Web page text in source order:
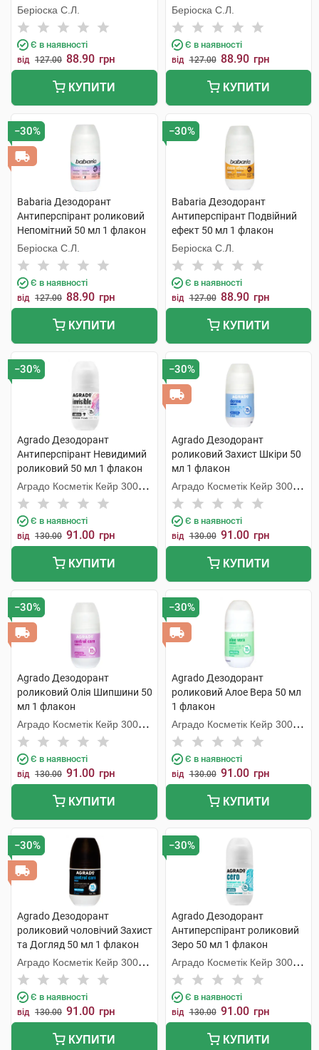
Беріоска С.Л.
Є в наявності
від 127.00 88.90 грн
КУПИТИ
Беріоска С.Л.
Є в наявності
від 127.00 88.90 грн
КУПИТИ
−30%
Babaria Дезодорант
Антиперспірант роликовий
Непомітний 50 мл 1 флакон
Беріоска С.Л.
Є в наявності
від 127.00 88.90 грн
КУПИТИ
−30%
Babaria Дезодорант
Антиперспірант Подвійний
ефект 50 мл 1 флакон
Беріоска С.Л.
Є в наявності
від 127.00 88.90 грн
КУПИТИ
−30%
Agrado Дезодорант
Антиперспірант Невидимий
роликовий 50 мл 1 флакон
Аградо Косметік Кейр 3000
С.Л.У.
Є в наявності
від 130.00 91.00 грн
КУПИТИ
−30%
Agrado Дезодорант
роликовий Захист Шкіри 50
мл 1 флакон
Аградо Косметік Кейр 3000
С.Л.У.
Є в наявності
від 130.00 91.00 грн
КУПИТИ
−30%
Agrado Дезодорант
роликовий Олія Шипшини 50
мл 1 флакон
Аградо Косметік Кейр 3000
С.Л.У.
Є в наявності
від 130.00 91.00 грн
КУПИТИ
−30%
Agrado Дезодорант
роликовий Алое Вера 50 мл
1 флакон
Аградо Косметік Кейр 3000
С.Л.У.
Є в наявності
від 130.00 91.00 грн
КУПИТИ
−30%
Agrado Дезодорант
роликовий чоловічий Захист
та Догляд 50 мл 1 флакон
Аградо Косметік Кейр 3000
С.Л.У.
Є в наявності
від 130.00 91.00 грн
КУПИТИ
−30%
Agrado Дезодорант
Антиперспірант роликовий
Зеро 50 мл 1 флакон
Аградо Косметік Кейр 3000
С.Л.У.
Є в наявності
від 130.00 91.00 грн
КУПИТИ